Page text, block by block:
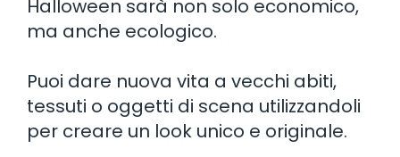
Halloween sarà non solo economico,
ma anche ecologico.
Puoi dare nuova vita a vecchi abiti,
tessuti o oggetti di scena utilizzandoli
per creare un look unico e originale.